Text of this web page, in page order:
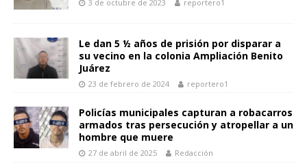
3 de octubre de 2023 reportero1
Le dan 5 ½ años de prisión por disparar a
su vecino en la colonia Ampliación Benito
Juárez
23 de febrero de 2024 reportero1
Policías municipales capturan a robacarros
armados tras persecución y atropellar a un
hombre que muere
27 de abril de 2025 Redacción